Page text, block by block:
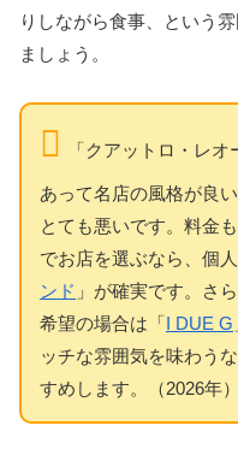
りしながら食事、という
ましょう。
「クアットロ・レ
あって名店の風格が良
とても悪いです。料金
でお店を選ぶなら、個
ンド 」が確実です。さ
希望の場合は「I DUE G
ッチな雰囲気を味わう
すめします。（2026年）